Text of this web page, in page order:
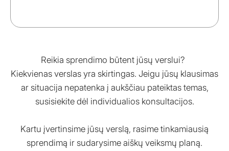
Reikia sprendimo būtent jūsų verslui?
Kiekvienas verslas yra skirtingas. Jeigu jūsų klausimas
ar situacija nepatenka į aukščiau pateiktas temas,
susisiekite dėl individualios konsultacijos.
Kartu įvertinsime jūsų verslą, rasime tinkamiausią
sprendimą ir sudarysime aiškų veiksmų planą.